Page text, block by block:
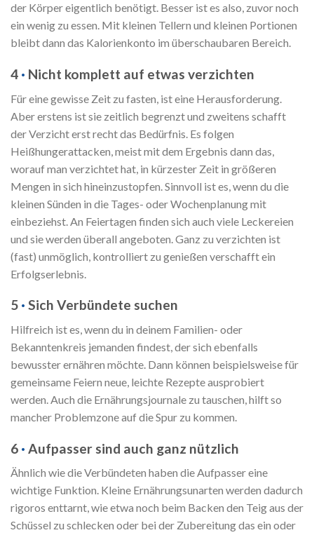
der Körper eigentlich benötigt. Besser ist es also, zuvor noch
ein wenig zu essen. Mit kleinen Tellern und kleinen Portionen
bleibt dann das Kalorienkonto im überschaubaren Bereich.
4 · Nicht komplett auf etwas verzichten
Für eine gewisse Zeit zu fasten, ist eine Herausforderung.
Aber erstens ist sie zeitlich begrenzt und zweitens schafft
der Verzicht erst recht das Bedürfnis. Es folgen
Heißhungerattacken, meist mit dem Ergebnis dann das,
worauf man verzichtet hat, in kürzester Zeit in größeren
Mengen in sich hineinzustopfen. Sinnvoll ist es, wenn du die
kleinen Sünden in die Tages- oder Wochenplanung mit
einbeziehst. An Feiertagen finden sich auch viele Leckereien
und sie werden überall angeboten. Ganz zu verzichten ist
(fast) unmöglich, kontrolliert zu genießen verschafft ein
Erfolgserlebnis.
5 · Sich Verbündete suchen
Hilfreich ist es, wenn du in deinem Familien- oder
Bekanntenkreis jemanden findest, der sich ebenfalls
bewusster ernähren möchte. Dann können beispielsweise für
gemeinsame Feiern neue, leichte Rezepte ausprobiert
werden. Auch die Ernährungsjournale zu tauschen, hilft so
mancher Problemzone auf die Spur zu kommen.
6 · Aufpasser sind auch ganz nützlich
Ähnlich wie die Verbündeten haben die Aufpasser eine
wichtige Funktion. Kleine Ernährungsunarten werden dadurch
rigoros enttarnt, wie etwa noch beim Backen den Teig aus der
Schüssel zu schlecken oder bei der Zubereitung das ein oder